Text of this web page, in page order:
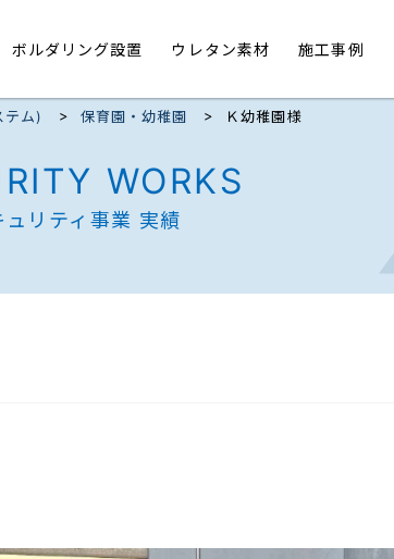
ボルダリング設置 ウレタン素材 施工事例
テム) > 保育園・幼稚園 > Ｋ幼稚園様
WORKS
ュリティ事業 実績